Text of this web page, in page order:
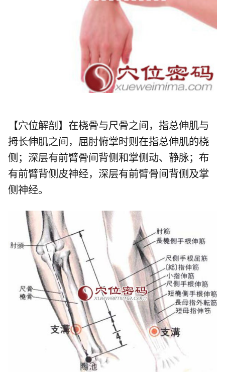
【穴位解剖】在桡骨与尺骨之间，指总伸肌与
拇长伸肌之间，屈肘俯掌时则在指总伸肌的桡
侧；深层有前臂骨间背侧和掌侧动、静脉；布
有前臂背侧皮神经，深层有前臂骨间背侧及掌
侧神经。